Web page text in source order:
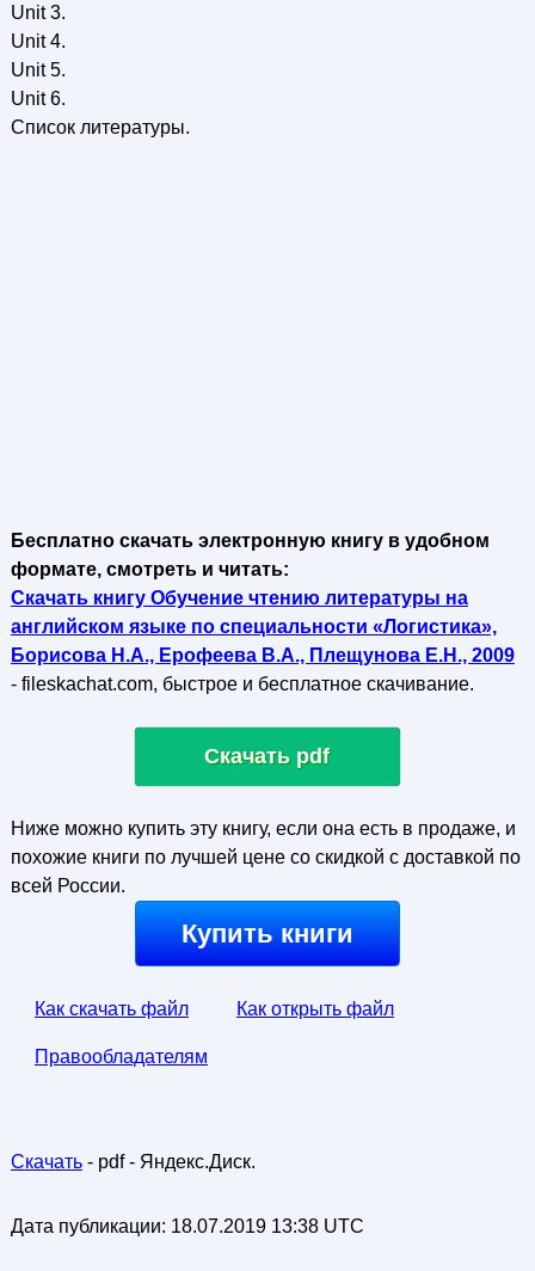
Unit 3.
Unit 4.
Unit 5.
Unit 6.
Список литературы.
Бесплатно скачать электронную книгу в удобном
формате, смотреть и читать:
Скачать книгу Обучение чтению литературы на
английском языке по специальности «Логистика»,
Борисова Н.А., Ерофеева В.А., Плещунова Е.Н., 2009
- fileskachat.com, быстрое и бесплатное скачивание.
Скачать pdf
Ниже можно купить эту книгу, если она есть в продаже, и
похожие книги по лучшей цене со скидкой с доставкой по
всей России.
Купить книги
Как скачать файл Как открыть файл
Правообладателям
Скачать- pdf - Яндекс.Диск.
Дата публикации: 18.07.2019 13:38 UTC